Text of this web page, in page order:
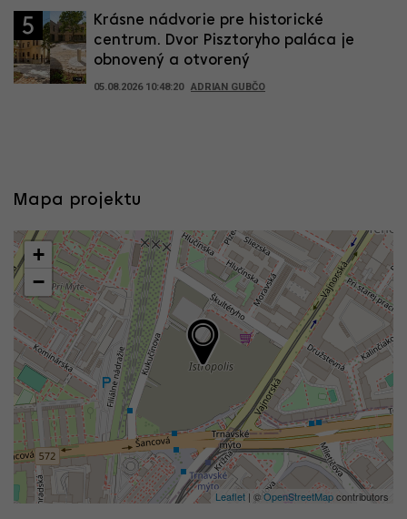
5
Krásne nádvorie pre historické
centrum. Dvor Pisztoryho paláca je
obnovený a otvorený
05.08.2026 10:48:20 ADRIAN GUBČO
Mapa projektu
+
−
Leaflet | ©OpenStreetMapcontributors